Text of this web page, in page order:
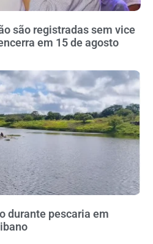
são registradas sem vice
em 15 de agosto
durante pescaria em